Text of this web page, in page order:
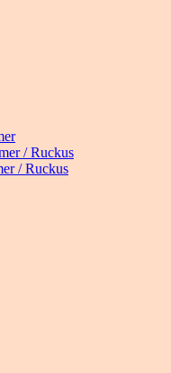
/ Ruckus
/ Ruckus